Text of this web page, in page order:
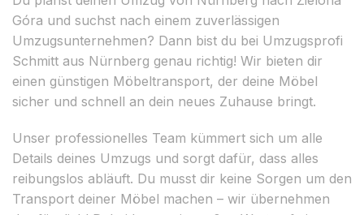
Góra und suchst nach einem zuverlässigen
Umzugsunternehmen? Dann bist du bei Umzugsprofi
Schmitt aus Nürnberg genau richtig! Wir bieten dir
einen günstigen Möbeltransport, der deine Möbel
sicher und schnell an dein neues Zuhause bringt.
Unser professionelles Team kümmert sich um alle
Details deines Umzugs und sorgt dafür, dass alles
reibungslos abläuft. Du musst dir keine Sorgen um den
Transport deiner Möbel machen – wir übernehmen